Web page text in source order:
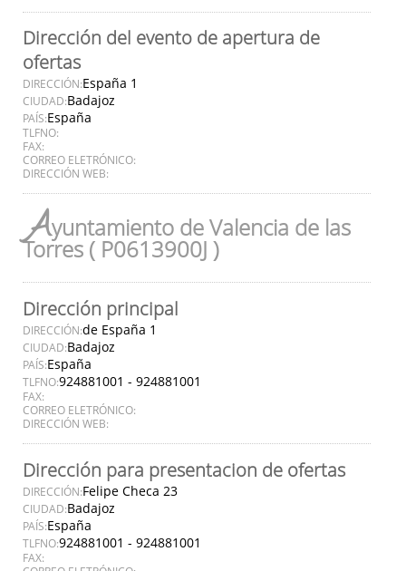
Dirección del evento de apertura de
ofertas
DIRECCIÓN:España 1
CIUDAD:Badajoz
PAÍS:España
TLFNO:
FAX:
CORREO ELETRÓNICO:
DIRECCIÓN WEB:
Ayuntamiento de Valencia de las
Torres ( P0613900J )
Dirección principal
DIRECCIÓN:de España 1
CIUDAD:Badajoz
PAÍS:España
TLFNO:924881001 - 924881001
FAX:
CORREO ELETRÓNICO:
DIRECCIÓN WEB:
Dirección para presentacion de ofertas
DIRECCIÓN:Felipe Checa 23
CIUDAD:Badajoz
PAÍS:España
TLFNO:924881001 - 924881001
FAX: